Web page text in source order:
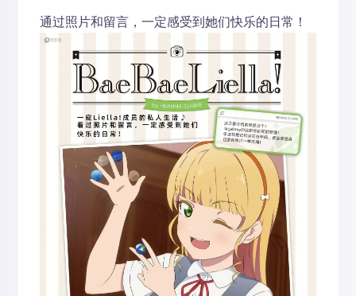
通过照片和留言，一定感受到她们快乐的日常！